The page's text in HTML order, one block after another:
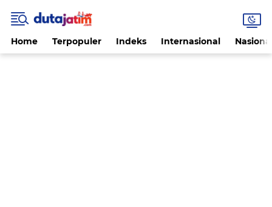
Home Terpopuler Indeks Internasional